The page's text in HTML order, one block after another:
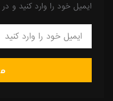
ایمیل خود را وارد کنید و